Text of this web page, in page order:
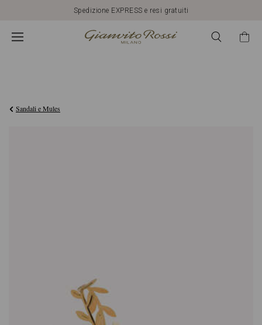
Spedizione EXPRESS e resi gratuiti
Sandali e Mules